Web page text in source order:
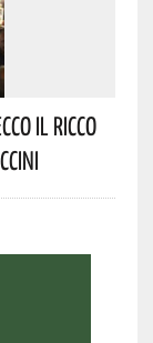
Il Ricco